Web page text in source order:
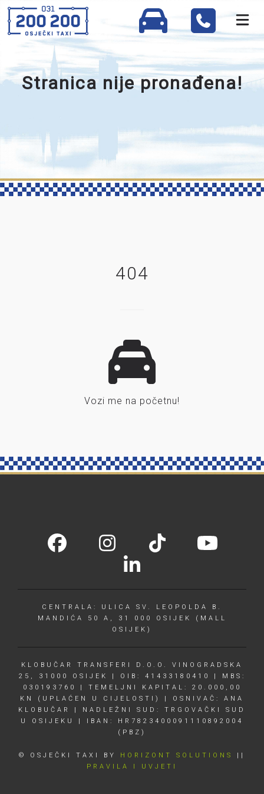
Stranica nije pronađena!
404
Vozi me na početnu!
CENTRALA: ULICA SV. LEOPOLDA B.
MANDIĆA 50 A, 31 000 OSIJEK (MALL
OSIJEK)
KLOBUČAR TRANSFERI D.O.O. VINOGRADSKA
25, 31000 OSIJEK | OIB: 41433180410 | MBS:
030193760 | TEMELJNI KAPITAL: 20.000,00
KN (UPLAĆEN U CIJELOSTI) | OSNIVAČ: ANA
KLOBUČAR | NADLEŽNI SUD: TRGOVAČKI SUD
U OSIJEKU | IBAN: HR7823400091110892004
(PBZ)
© OSJEČKI TAXI BY HORIZONT SOLUTIONS
||
PRAVILA I UVJETI